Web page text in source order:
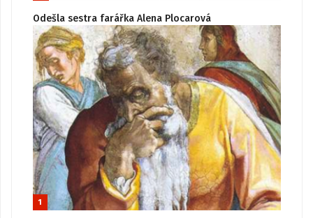
Odešla sestra farářka Alena Plocarová
1